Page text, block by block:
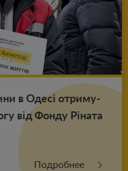
в Одесі от­ри­му­
від Фонду Ріната
Подробнее